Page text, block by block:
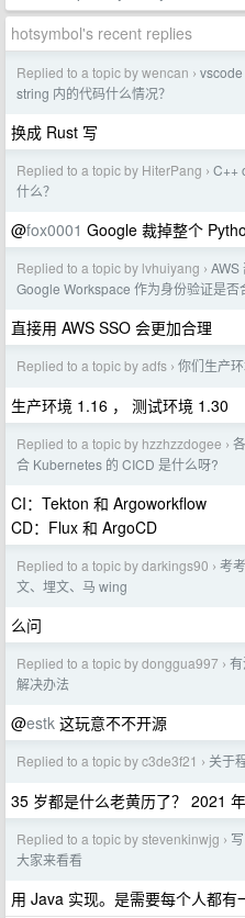
hotsymbol's recent replies
Replied to a topic by wencan ›
string 内的代码什么情况？
换成 Rust 写
Replied to a topic by HiterPang › C++
什么？
@fox0001 Google 裁掉整个
Replied to a topic by lvhuiyang › AWS
Google Workspace 作为身份验证是否
直接用 AWS SSO 会更加合理
Replied to a topic by adfs › 你们生产
生产环境 1.16 ， 测试环境 1.30
Replied to a topic by hzzhzzdogee ›
合 Kubernetes 的 CICD 是什么呀?
CI：Tekton 和 Argoworkflow
CD：Flux 和 ArgoCD
Replied to a topic by darkings90 › 考
文、埋文、马 wing
么问
Replied to a topic by donggua997 ›
解决办法
@estk 这玩意不不开源
Replied to a topic by c3de3f21 › 关于
35 岁都是什么老黄历了？ 2021
Replied to a topic by stevenkinwjg ›
大家来看看
用 Java 实现。是需要每个人都